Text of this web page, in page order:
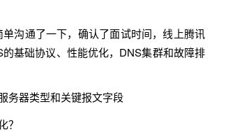
沟通了一下，确认了面试时间，线上腾讯
基础协议、性能优化，DNS集群和故障排
务器类型和关键报文字段
？